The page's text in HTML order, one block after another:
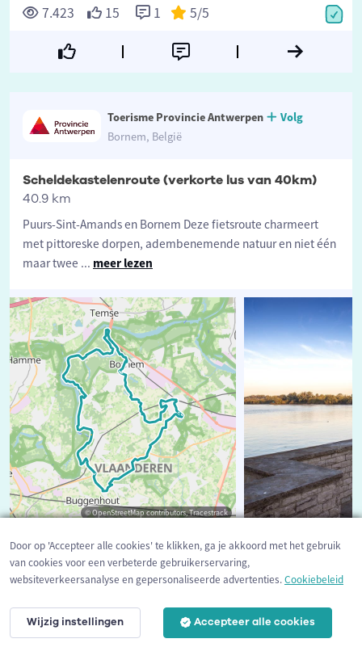
7.423 15 1 5/5
Toerisme Provincie Antwerpen
Volg
Bornem, België
Scheldekastelenroute (verkorte lus van 40km)
40.9 km
Puurs-Sint-Amands en Bornem Deze fietsroute charmeert
met pittoreske dorpen, adembenemende natuur en niet één
maar twee ... meer lezen
© OpenStreetMap contributors, Tracestrack ©
7.435 17 4 5/5
Door op 'Accepteer alle cookies' te klikken, ga je akkoord met het gebruik
van cookies voor een verbeterde gebruikerservaring,
websiteverkeersanalyse en gepersonaliseerde advertenties.Cookiebeleid
Wijzig instellingen Accepteer alle cookies